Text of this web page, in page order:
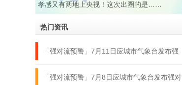
孝感又有两地上央视！这次出圈的是……
热门资讯
「强对流预警」7月11日应城市气象台发布强
「强对流预警」7月8日应城市气象台发布强对